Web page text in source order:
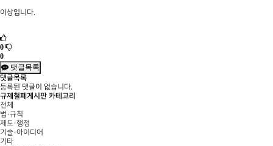
이상입니다.
0
0
댓글목록
댓글목록
등록된 댓글이 없습니다.
규제철폐게시판 카테고리
전체
법·규칙
제도·행정
기술·아이디어
기타